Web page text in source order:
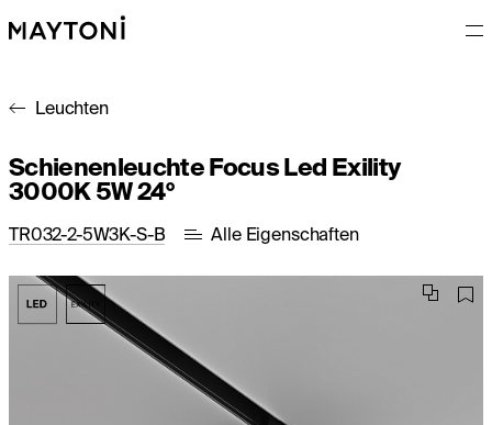
Leuchten
Schienenleuchte Focus Led Exility
3000K 5W 24°
TR032-2-5W3K-S-B Alle Eigenschaften